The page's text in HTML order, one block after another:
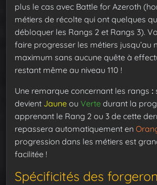
plus le cas avec Battle for Azeroth
métiers de récolte qui ont quelques
débloquer les Rangs 2 et Rangs 3).
faire progresser les métiers jusqu’au
maximum sans aucune quête à
restant même au niveau 110 !
Une remarque concernant les rangs :
devient Jaune ou Verte durant la
apprenant le Rang 2 ou 3 de cette
repassera automatiquement en
progression dans les métiers est
facilitée !
Spécificités des